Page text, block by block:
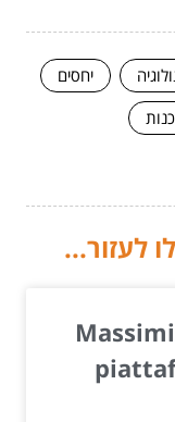
יחסים
לעזור...